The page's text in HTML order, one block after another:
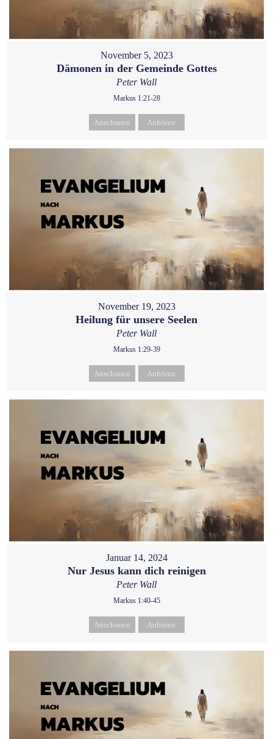
November 5, 2023
Dämonen in der Gemeinde Gottes
Peter Wall
Markus 1:21-28
Anschauen Anhören
November 19, 2023
Heilung für unsere Seelen
Peter Wall
Markus 1:29-39
Anschauen Anhören
Januar 14, 2024
Nur Jesus kann dich reinigen
Peter Wall
Markus 1:40-45
Anschauen Anhören